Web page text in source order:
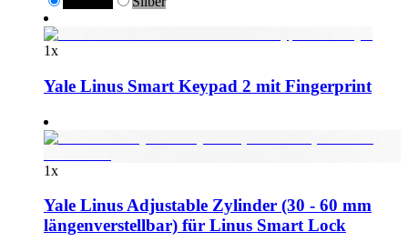
1x
Yale Linus Smart Keypad 2 mit Fingerprint
1x
Yale Linus Adjustable Zylinder (30 - 60 mm
längenverstellbar) für Linus Smart Lock